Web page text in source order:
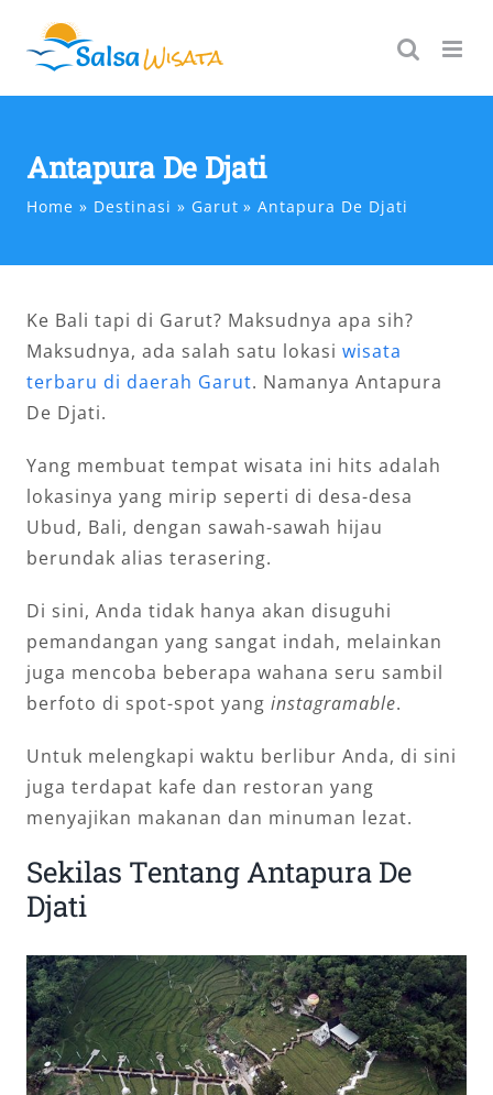
content
Antapura De Djati
Home Destinasi Garut Antapura De Djati
Ke Bali tapi di Garut? Maksudnya apa sih?
Maksudnya, ada salah satu lokasi wisata
terbaru di daerah Garut. Namanya Antapura
De Djati.
Yang membuat tempat wisata ini hits adalah
lokasinya yang mirip seperti di desa-desa
Ubud, Bali, dengan sawah-sawah hijau
berundak alias terasering.
Di sini, Anda tidak hanya akan disuguhi
pemandangan yang sangat indah, melainkan
juga mencoba beberapa wahana seru sambil
berfoto di spot-spot yang instagramable.
Untuk melengkapi waktu berlibur Anda, di sini
juga terdapat kafe dan restoran yang
menyajikan makanan dan minuman lezat.
Sekilas Tentang Antapura De
Djati